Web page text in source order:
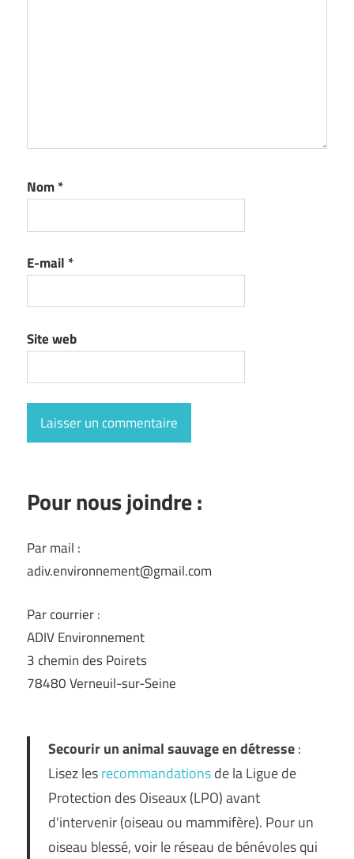
Nom*
E-mail *
Site web
Pour nous joindre :
Par mail :
adiv.environnement@gmail.com
Par courrier :
ADIV Environnement
3 chemin des Poirets
78480 Verneuil-sur-Seine
Secourir un animal sauvage en détresse:
Lisez lesrecommandationsde la Ligue de
Protection des Oiseaux (LPO) avant
d'intervenir (oiseau ou mammifère). Pour un
oiseau blessé, voir le réseau de bénévoles qui